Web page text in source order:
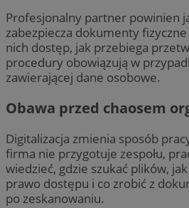
Profesjonalny partner powinien
zabezpiecza dokumenty
nich dostęp, jak przebiega
procedury obowiązują w
zawierającej dane osobowe.
Obawa przed chaosem
Digitalizacja zmienia sposób
firma nie przygotuje zespołu,
wiedzieć, gdzie szukać plików,
prawo dostępu i co zrobić z
po zeskanowaniu.